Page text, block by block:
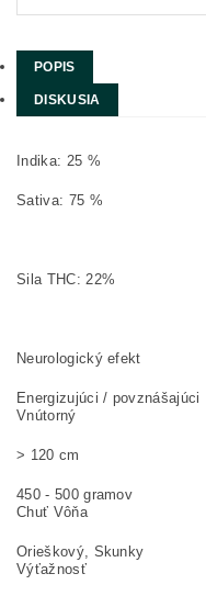
POPIS
DISKUSIA
Indika: 25 %
Sativa: 75 %
Sila THC: 22%
Neurologický efekt
Energizujúci / povznášajúci
Vnútorný
> 120 cm
450 - 500 gramov
Chuť Vôňa
Orieškový, Skunky
Výťažnosť